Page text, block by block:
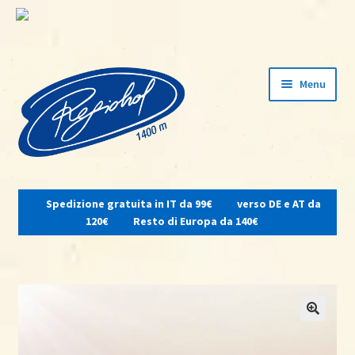
alla
navigazione
contenuto
Menu
il
menu
child
Spedizione gratuita in IT da 99€
verso DE e AT da
120€
Resto di Europa da 140€